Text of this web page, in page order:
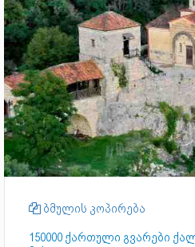
ბმულის კოპირება
150000 ქართული გვარები